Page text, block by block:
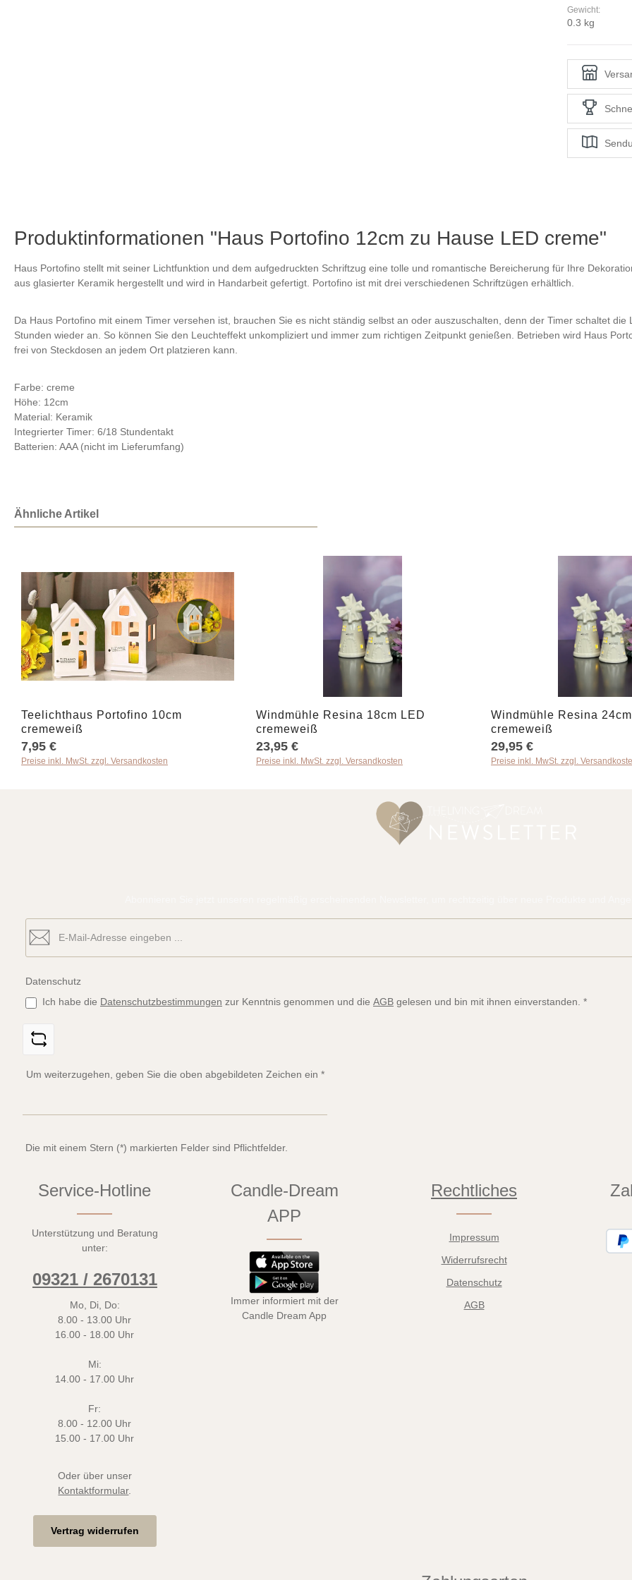
Gewicht:
0.3 kg
Produktinformationen "Haus Portofino 12cm zu Hause LED creme"
Haus Portofino stellt mit seiner Lichtfunktion und dem aufgedruckten Schriftzug eine tolle und romantische Bereicherung für Ihre
aus glasierter Keramik hergestellt und wird in Handarbeit gefertigt. Portofino ist mit drei verschiedenen Schriftzügen erhältlich.
Da Haus Portofino mit einem Timer versehen ist, brauchen Sie es nicht ständig selbst an oder auszuschalten, denn der Timer schaltet
Stunden wieder an. So können Sie den Leuchteffekt unkompliziert und immer zum richtigen Zeitpunkt genießen. Betrieben wird Haus
frei von Steckdosen an jedem Ort platzieren kann.
Farbe: creme
Höhe: 12cm
Material: Keramik
Integrierter Timer: 6/18 Stundentakt
Batterien: AAA (nicht im Lieferumfang)
Ähnliche Artikel
Produkt Anzahl: Gib den gewünschten Wert ein oder benutze die Schaltflächen
Teelichthaus Portofino 10cm
cremeweiß
7,95 €
Preise inkl. MwSt. zzgl. Versandkosten
Produkt Anzahl: Gib den gewünschten Wert ein
Windmühle Resina 18cm LED
cremeweiß
23,95 €
Preise inkl. MwSt. zzgl. Versandkosten
Produkt Anzahl:
Windmühle Resina
cremeweiß
29,95 €
Preise inkl. MwSt. zzgl.
Datenschutz
Ich habe die Datenschutzbestimmungen zur Kenntnis genommen und die AGB gelesen und bin mit ihnen einverstanden. *
Um weiterzugehen, geben Sie die oben abgebildeten Zeichen ein *
Die mit einem Stern (*) markierten Felder sind Pflichtfelder.
Service-Hotline
Unterstützung und Beratung
unter:
09321 / 2670131
Mo, Di, Do:
8.00 - 13.00 Uhr
16.00 - 18.00 Uhr
Mi:
14.00 - 17.00 Uhr
Fr:
8.00 - 12.00 Uhr
15.00 - 17.00 Uhr
Oder über unser
Kontaktformular.
Vertrag widerrufen
Candle-Dream
APP
Immer informiert mit der
Candle Dream App
Rechtliches
Impressum
Widerrufsrecht
Datenschutz
AGB